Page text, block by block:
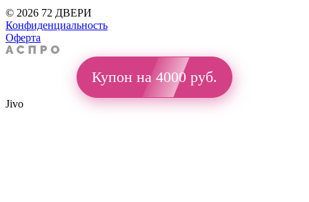
© 2026 72 ДВЕРИ
Конфиденциальность
Оферта
Купон на 4000 руб.
Jivo